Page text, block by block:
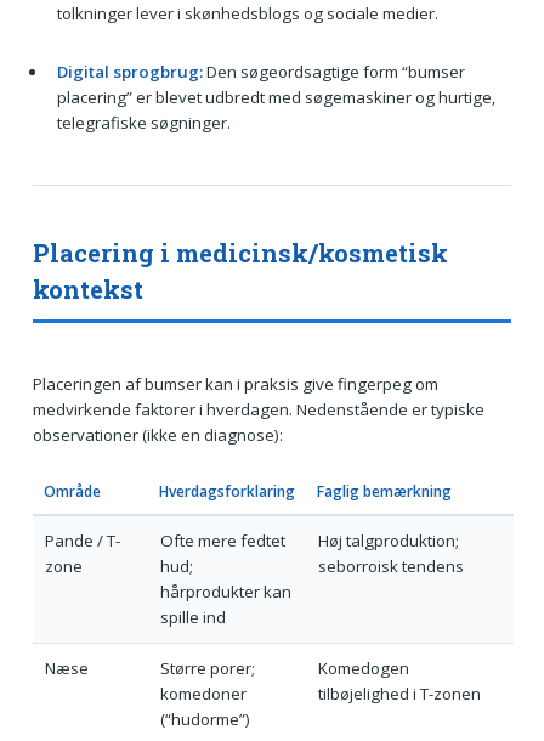
tolkninger lever i skønhedsblogs og sociale medier.
Digital sprogbrug:Den søgeordsagtige form “bumser
placering” er blevet udbredt med søgemaskiner og hurtige,
telegrafiske søgninger.
Placering i medicinsk/kosmetisk
kontekst
Placeringen af bumser kan i praksis give fingerpeg om
medvirkende faktorer i hverdagen. Nedenstående er typiske
observationer (ikke en diagnose):
Område Hverdagsforklaring Faglig bemærkning
Pande / T-
zone
Ofte mere fedtet
hud;
hårprodukter kan
spille ind
Høj talgproduktion;
seborroisk tendens
Næse
Større porer;
komedoner
(“hudorme”)
Komedogen
tilbøjelighed i T-zonen